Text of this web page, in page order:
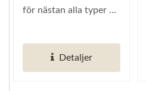
för nästan alla typer av
Detaljer